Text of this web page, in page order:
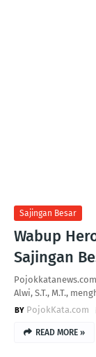
Sajingan Besar
Wabup
Sajingan
Alwi, S.T., M.T.,
PojokKata.com
READ MORE »